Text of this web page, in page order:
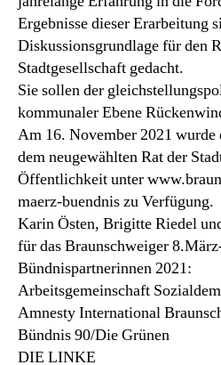
Ergebnisse dieser Erarbeitung
Diskussionsgrundlage für den
Stadtgesellschaft gedacht.
Sie sollen der
kommunaler Ebene
Am 16. November 2021 wurde
dem neugewählten Rat der
Öffentlichkeit unter
maerz-buendnis zu Verfügung.
Karin Östen, Brigitte Riedel
für das Braunschweiger
Bündnispartnerinnen 2021:
Arbeitsgemeinschaft
Amnesty International
Bündnis 90/Die Grünen
DIE LINKE